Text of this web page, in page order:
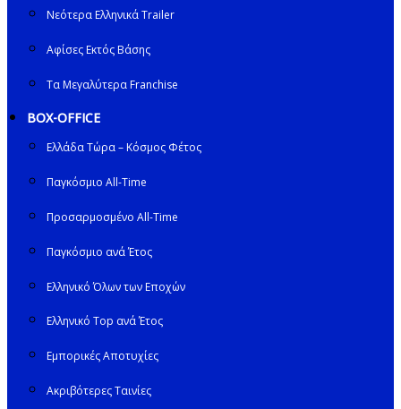
Νεότερα Ελληνικά Trailer
Αφίσες Εκτός Βάσης
Τα Μεγαλύτερα Franchise
BOX-OFFICE
Ελλάδα Τώρα – Κόσμος Φέτος
Παγκόσμιο All-Time
Προσαρμοσμένο All-Time
Παγκόσμιο ανά Έτος
Ελληνικό Όλων των Εποχών
Ελληνικό Top ανά Έτος
Εμπορικές Αποτυχίες
Ακριβότερες Ταινίες